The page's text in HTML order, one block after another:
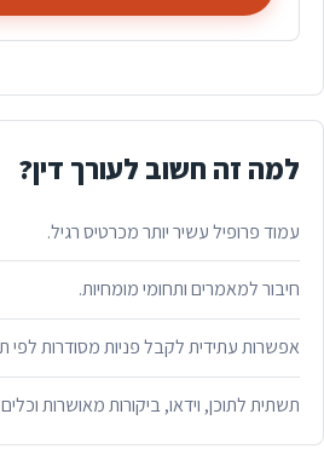
למה זה חשוב לעורך דין?
עמוד פרופיל עשיר יותר מכרטיס רגיל.
חיבור למאמרים ותחומי מומחיות.
אפשרות עתידית לקבל פניות מסודרות לפי
תשתית לתוכן, וידאו, ביקורות מאושרות